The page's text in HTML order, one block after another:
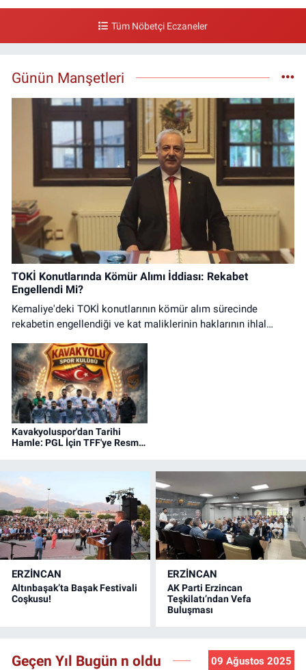
Tüm Nöbetçi Eczaneler
Günün Manşetleri
TOKİ Konutlarında Kömür Alımı İddiası: Rekabet
Engellendi Mi?
Kemaliye'deki TOKİ konutlarının kömür alım sürecinde
rekabetin engellendiği ve kat maliklerinin haklarının ihlal
Kavakyoluspor'dan Tarihi
Hamle: PGL İçin TFF'ye Resmi
ERZINCAN
Altınbaşak’ta Başak Festivali
Coşkusu!
ERZINCAN
AK Parti Erzincan
Teşkilatı’ndan Vefa
Buluşması
Geçen Yıl Bugün n oldu 09 Ağustos 2025